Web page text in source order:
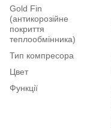
Gold Fin
(антикорозійне
покриття
теплообмінника)
Тип компресора
Цвет
Функції